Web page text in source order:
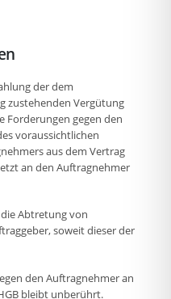
der dem
zustehenden Vergütung
Forderungen gegen den
voraussichtlichen
aus dem Vertrag
an den Auftragnehmer
Abtretung von
soweit dieser der
den Auftragnehmer an
bleibt unberührt.